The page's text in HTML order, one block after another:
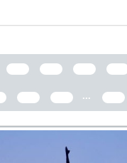
230 231 232 233
237 238 ... 389